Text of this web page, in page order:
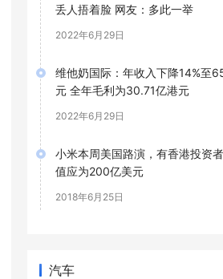
丢人捂着脸 网友：多此一举
2022年6月29日
维他奶国际：年收入下降14%至
元 全年毛利为30.71亿港元
2022年6月29日
小米本周美国路演，有香港投资
值应为200亿美元
2018年6月25日
汽车